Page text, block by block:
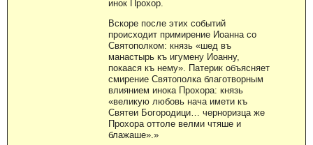
инок Прохор.
Вскоре после этих событий
происходит примирение Иоанна со
Святополком: князь «шед въ
манастырь къ игумену Иоанну,
покаася къ нему». Патерик объясняет
смирение Святополка благотворным
влиянием инока Прохора: князь
«великую любовь нача имети къ
Святеи Богородици… черноризца же
Прохора оттоле велми чтяше и
блажаше».»